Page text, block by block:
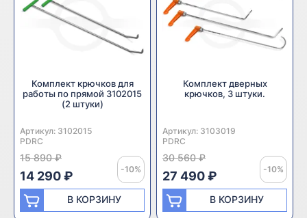
Комплект крючков для
работы по прямой 3102015
(2 штуки)
Артикул: 3102015
Производитель:
PDRC
15 890 ₽
-10%
14 290 ₽
В КОРЗИНУ
Комплект дверных
крючков, 3 штуки.
Артикул: 3103019
Производитель:
PDRC
30 560 ₽
-10%
27 490 ₽
В КОРЗИНУ